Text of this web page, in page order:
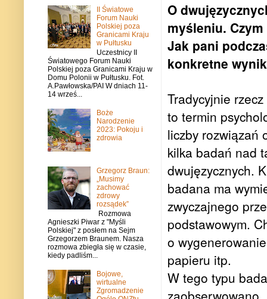
O
myśleniu.
Jak pani
konkretne
Tradycyjnie
to termin
liczby rozwiązań
kilka badań nad
dwujęzycznych.
badana ma
zwyczajnego
podstawowym.
o
papieru itp.
W tego typu
II Światowe
Forum Nauki
Polskiej poza
Granicami Kraju
w Pułtusku
Uczestnicy II
Światowego Forum Nauki
Polskiej poza Granicami Kraju w
Domu Polonii w Pułtusku. Fot.
A.Pawłowska/PAI W dniach 11-
14 wrześ...
Boże
Narodzenie
2023: Pokoju i
zdrowia
Grzegorz Braun:
„Musimy
zachować
zdrowy
rozsądek”
Rozmowa
Agnieszki Piwar z "Myśli
Polskiej" z posłem na Sejm
Grzegorzem Braunem. Nasza
rozmowa zbiegła się w czasie,
kiedy padliśm...
Bojowe,
wirtualne
Zgromadzenie